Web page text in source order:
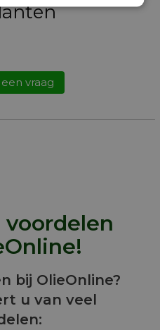
vraag
bij OlieOnline?
u van veel